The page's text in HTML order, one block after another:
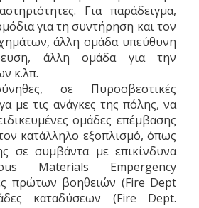
Για παράδειγμα,
για τη συντήρηση και τον
άλλη ομάδα υπεύθυνη
άλλη ομάδα για την
κ.λπ.
σε Πυροσβεστικές
με τις ανάγκες της πόλης, να
ομάδες επέμβασης
κατάλληλο εξοπλισμό, όπως
σε συμβάντα με επικίνδυνα
Materials Empergency
πρώτων βοηθειών (Fire Dept
καταδύσεων (Fire Dept.